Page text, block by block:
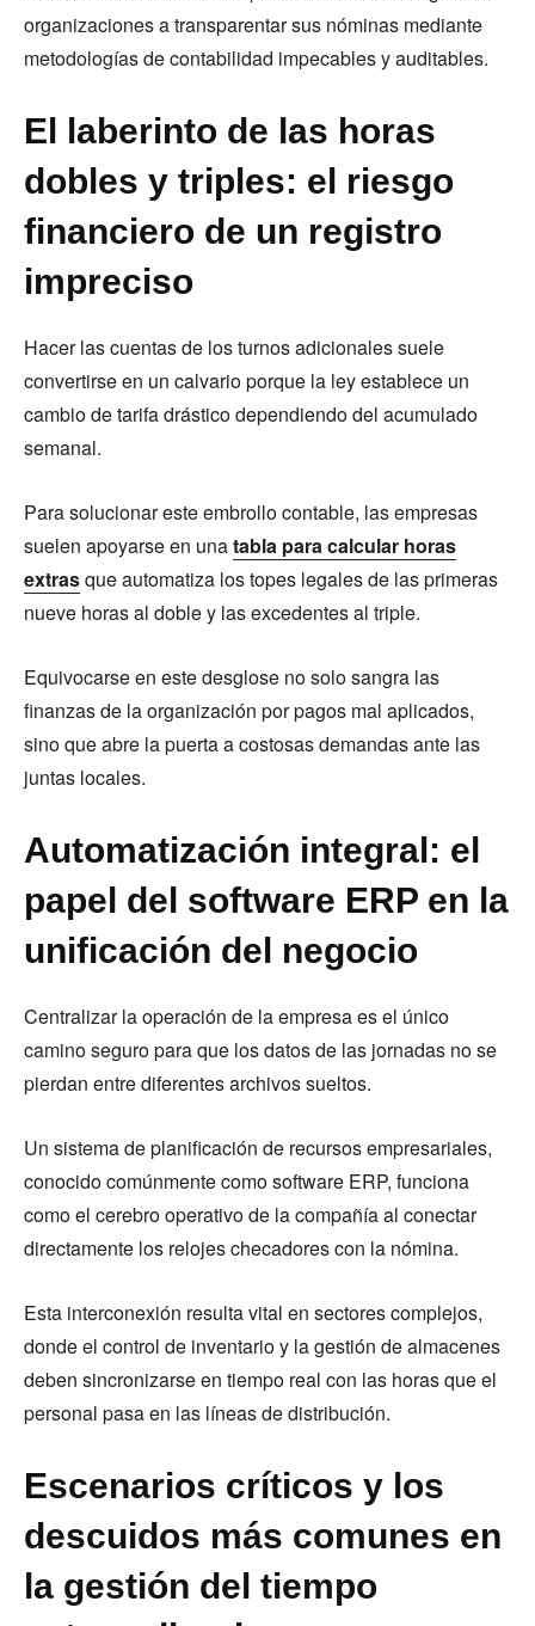
organizaciones a transparentar sus nóminas mediante
metodologías de contabilidad impecables y auditables.
El laberinto de las horas
dobles y triples: el riesgo
financiero de un registro
impreciso
Hacer las cuentas de los turnos adicionales suele
convertirse en un calvario porque la ley establece un
cambio de tarifa drástico dependiendo del acumulado
semanal.
Para solucionar este embrollo contable, las empresas
suelen apoyarse en unatabla para calcular horas
extrasque automatiza los topes legales de las primeras
nueve horas al doble y las excedentes al triple.
Equivocarse en este desglose no solo sangra las
finanzas de la organización por pagos mal aplicados,
sino que abre la puerta a costosas demandas ante las
juntas locales.
Automatización integral: el
papel del software ERP en la
unificación del negocio
Centralizar la operación de la empresa es el único
camino seguro para que los datos de las jornadas no se
pierdan entre diferentes archivos sueltos.
Un sistema de planificación de recursos empresariales,
conocido comúnmente como software ERP, funciona
como el cerebro operativo de la compañía al conectar
directamente los relojes checadores con la nómina.
Esta interconexión resulta vital en sectores complejos,
donde el control de inventario y la gestión de almacenes
deben sincronizarse en tiempo real con las horas que el
personal pasa en las líneas de distribución.
Escenarios críticos y los
descuidos más comunes en
la gestión del tiempo